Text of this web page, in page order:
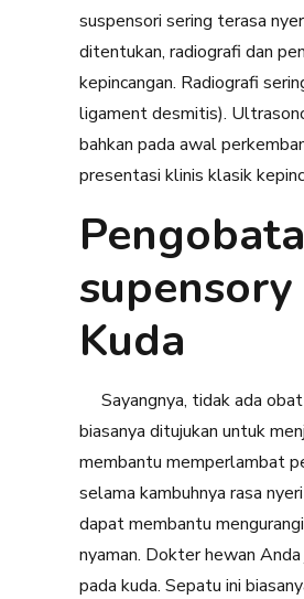
suspensori sering terasa
ditentukan, radiografi dan
kepincangan. Radiografi
ligament desmitis).
bahkan pada awal
presentasi klinis klasik
Kuda
Sayangnya, tidak ada
biasanya ditujukan untuk
membantu memperlambat
selama kambuhnya rasa
dapat membantu
nyaman. Dokter hewan
pada kuda. Sepatu ini